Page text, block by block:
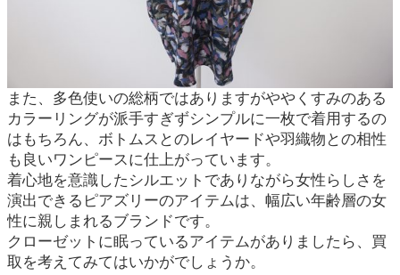
また、多色使いの総柄ではありますがややくすみのある
カラーリングが派手すぎずシンプルに一枚で着用するの
はもちろん、ボトムスとのレイヤードや羽織物との相性
も良いワンピースに仕上がっています。
着心地を意識したシルエットでありながら女性らしさを
演出できるピアズリーのアイテムは、幅広い年齢層の女
性に親しまれるブランドです。
クローゼットに眠っているアイテムがありましたら、買
取を考えてみてはいかがでしょうか。